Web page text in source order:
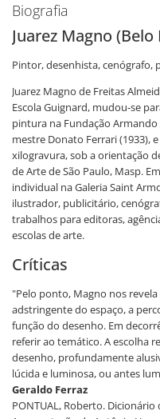
Biografia
Juarez Magno
Pintor, desenhista, cenógrafo,
Juarez Magno de Freitas
Escola Guignard, mudou-se
pintura na Fundação
mestre Donato Ferrari (1933),
xilogravura, sob a orientação
de Arte de São Paulo, Masp.
individual na Galeria Saint
ilustrador, publicitário,
trabalhos para editoras,
escolas de arte.
Críticas
"Pelo ponto, Magno nos
adstringente do espaço, a
função do desenho. Em
referir ao temático. A escolha
desenho, profundamente
lúcida e luminosa, ou antes
Geraldo Ferraz
PONTUAL, Roberto.